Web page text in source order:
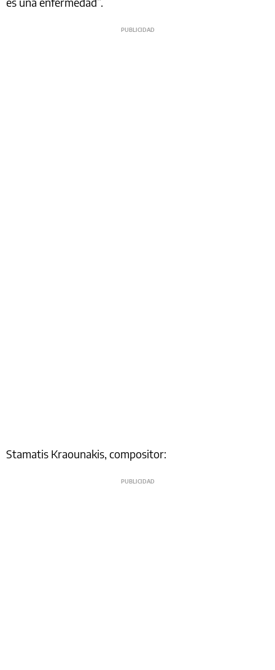
Stamatis Kraounakis, compositor: